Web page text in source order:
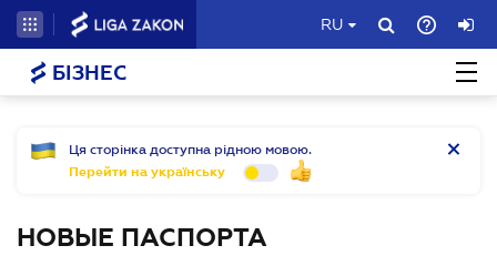
RU
БІЗНЕС
Ця сторінка доступна рідною мовою.
Перейти на українську
НОВЫЕ ПАСПОРТА